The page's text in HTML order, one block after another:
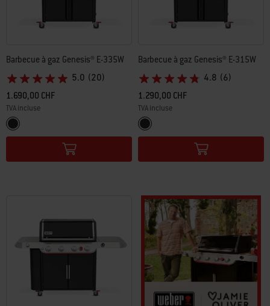
Barbecue à gaz Genesis® E-335W
5.0 (20)
1.690,00 CHF
TVA incluse
Color Options
Noir
Barbecue à gaz Genesis® E-315W
4.8 (6)
1.290,00 CHF
TVA incluse
Color Options
Noir